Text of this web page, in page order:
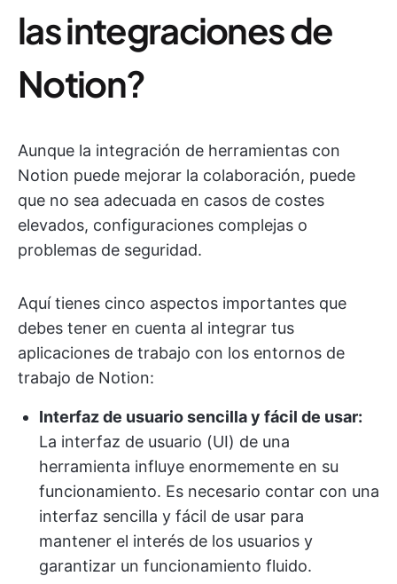
las integraciones de
Notion?
Aunque la integración de herramientas con
Notion puede mejorar la colaboración, puede
que no sea adecuada en casos de costes
elevados, configuraciones complejas o
problemas de seguridad.
Aquí tienes cinco aspectos importantes que
debes tener en cuenta al integrar tus
aplicaciones de trabajo con los entornos de
trabajo de Notion:
Interfaz de usuario sencilla y fácil de usar:
La interfaz de usuario (UI) de una
herramienta influye enormemente en su
funcionamiento. Es necesario contar con una
interfaz sencilla y fácil de usar para
mantener el interés de los usuarios y
garantizar un funcionamiento fluido.